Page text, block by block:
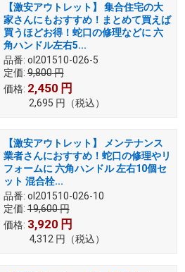
【激安アウトレット】 集合住宅の大
家さんにもおすすめ！まとめて買えば
買うほどお得！蛇口の修理などに 六
角ハンドル左右5...
品番: ol201510-026-5
定価: 9,800円
価格: 2,450 円
2,695 円 （税込）
【激安アウトレット】 メンテナンス
業者さんにおすすめ！蛇口の修理やリ
フォームに 六角ハンドル 左右10個セ
ット 混合栓...
品番: ol201510-026-10
定価: 19,600円
価格: 3,920 円
4,312 円 （税込）